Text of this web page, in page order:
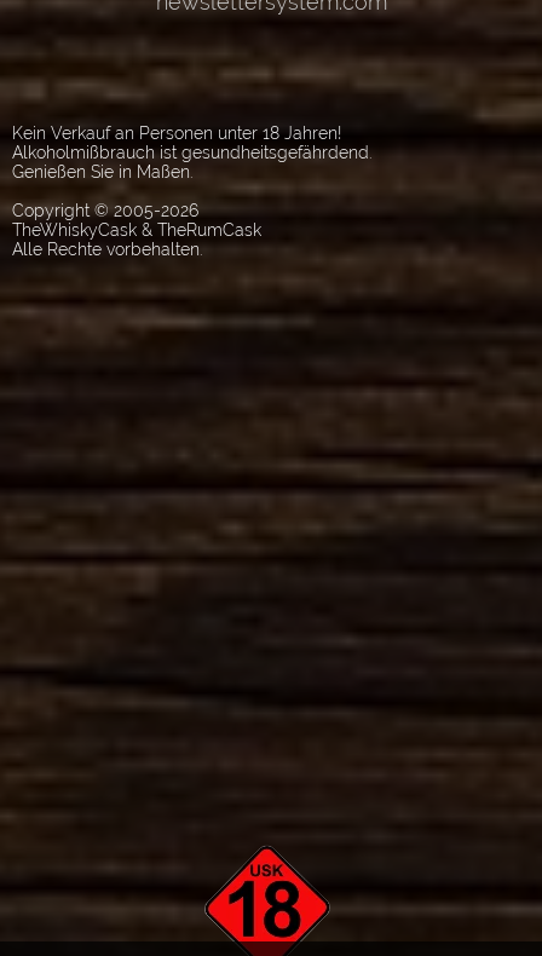
Kein Verkauf an Personen unter 18 Jahren!
Alkoholmißbrauch ist gesundheitsgefährdend.
Genießen Sie in Maßen.
Copyright © 2005-2026
TheWhiskyCask & TheRumCask
Alle Rechte vorbehalten.